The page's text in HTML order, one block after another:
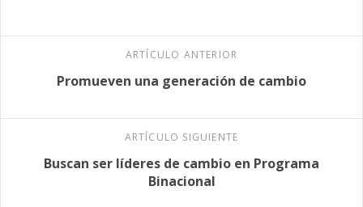
ARTÍCULO ANTERIOR
Promueven una generación de cambio
ARTÍCULO SIGUIENTE
Buscan ser líderes de cambio en Programa
Binacional